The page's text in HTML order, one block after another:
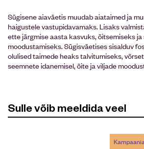
Sügisene aiaväetis muudab aiataimed ja
haigustele vastupidavamaks. Lisaks
ette järgmise aasta kasvuks, õitsemiseks ja
moodustamiseks. Sügisväetises sisalduv
olulised taimede heaks talvitumiseks,
seemnete idanemisel, õite ja viljade
Sulle võib meeldida veel